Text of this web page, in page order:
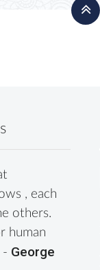
, each
others.
human
- George